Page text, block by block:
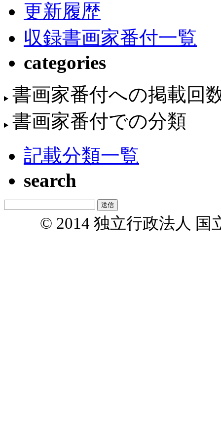
更新履歴
収録書画家番付一覧
categories
書画家番付への掲載回
書画家番付での分類
記載分類一覧
search
© 2014 独立行政法人 国